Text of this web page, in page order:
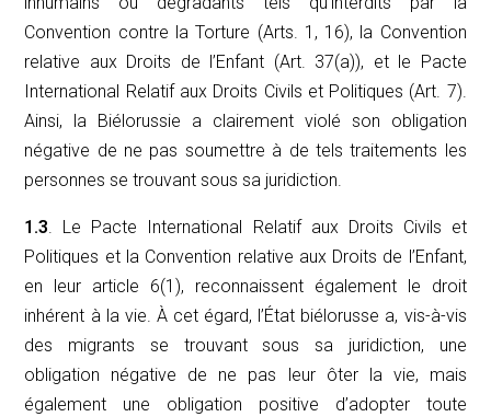
Convention contre la Torture (Arts. 1, 16), la Convention
relative aux Droits de l’Enfant (Art. 37(a)), et le Pacte
International Relatif aux Droits Civils et Politiques (Art. 7).
Ainsi, la Biélorussie a clairement violé son obligation
négative de ne pas soumettre à de tels traitements les
personnes se trouvant sous sa juridiction.
1.3. Le Pacte International Relatif aux Droits Civils et
Politiques et la Convention relative aux Droits de l’Enfant,
en leur article 6(1), reconnaissent également le droit
inhérent à la vie. À cet égard, l’État biélorusse a, vis-à-vis
des migrants se trouvant sous sa juridiction, une
obligation négative de ne pas leur ôter la vie, mais
également une obligation positive d’adopter toute